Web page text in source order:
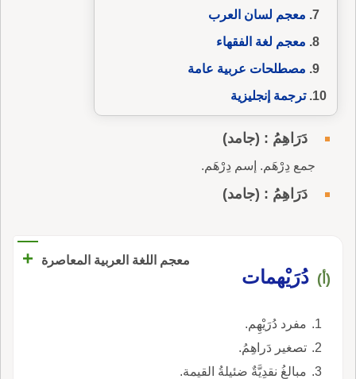
معجم لسان العرب
معجم لغة الفقهاء
مصطلحات عربية عامة
ترجمة إنجليزية
دَرَاهِمُ : (جامد)
جمع دِرْهَم. إسم دِرْهَم.
دَرَاهِمُ : (جامد)
معجم اللغة العربية المعاصرة +
(أ) دُرَيْهمات
مفرد دُرَيْهِم.
تصغير دَراهِمُ.
مبالغُ نقدِيَّةٌ ضئيلةُ القيمة.